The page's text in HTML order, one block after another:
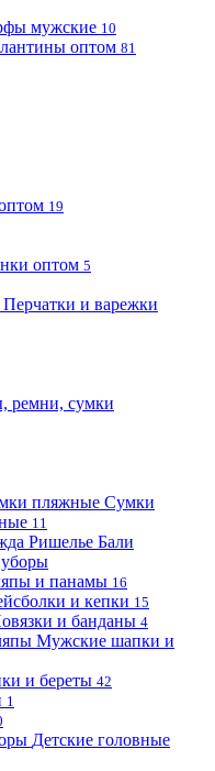
мужские 10
оптом 81
19
оптом 5
Перчатки и варежки
ремни, сумки
Сумки
11
Ришелье Бали
и панамы 16
и кепки 15
и банданы 4
Мужские шапки и
и береты 42
1
Детские головные